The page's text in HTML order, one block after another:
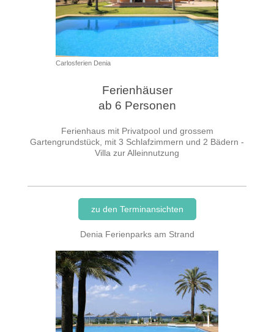
Carlosferien Denia
Ferienhäuser
ab 6 Personen
Ferienhaus mit Privatpool und grossem
Gartengrundstück, mit 3 Schlafzimmern und 2 Bädern -
Villa zur Alleinnutzung
zu den Terminansichten
Denia Ferienparks am Strand